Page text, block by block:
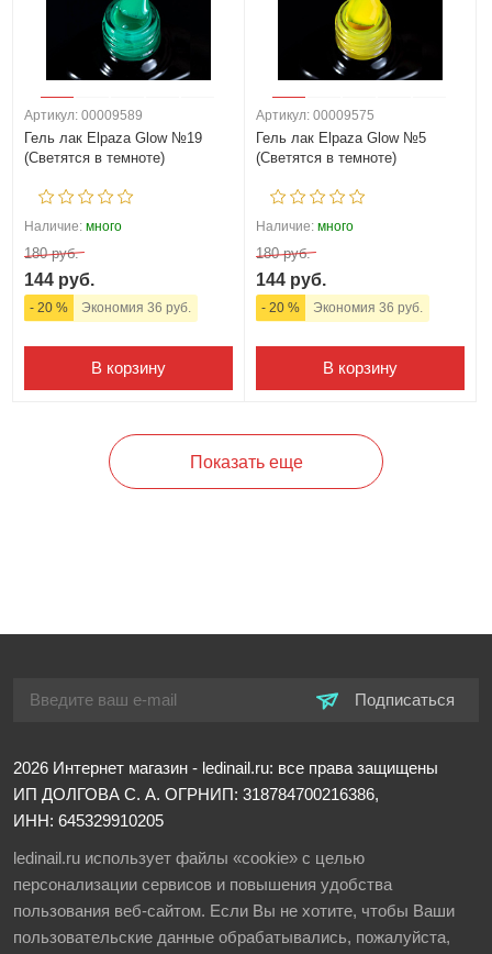
Артикул: 00009589
Гель лак Elpaza Glow №19
(Светятся в темноте)
Наличие: много
180 руб.
144 руб.
- 20 % Экономия 36 руб.
В корзину
Артикул: 00009575
Гель лак Elpaza Glow №5
(Светятся в темноте)
Наличие: много
180 руб.
144 руб.
- 20 % Экономия 36 руб.
В корзину
Показать еще
Подписаться
2026 Интернет магазин - ledinail.ru: все права защищены
ИП ДОЛГОВА С. А. ОГРНИП: 318784700216386,
ИНН: 645329910205
ledinail.ru использует файлы «cookie» с целью
персонализации сервисов и повышения удобства
пользования веб-сайтом. Если Вы не хотите, чтобы Ваши
пользовательские данные обрабатывались, пожалуйста,